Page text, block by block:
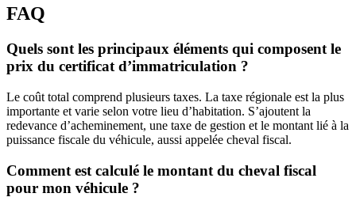
FAQ
Quels sont les principaux éléments qui composent le
prix du certificat d’immatriculation ?
Le coût total comprend plusieurs taxes. La taxe régionale est la plus
importante et varie selon votre lieu d’habitation. S’ajoutent la
redevance d’acheminement, une taxe de gestion et le montant lié à la
puissance fiscale du véhicule, aussi appelée cheval fiscal.
Comment est calculé le montant du cheval fiscal
pour mon véhicule ?